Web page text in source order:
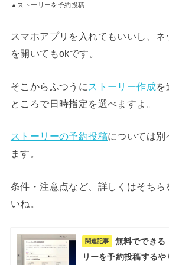
▲ストーリーを予約投稿
スマホアプリを入れてもいいし、ネ
を開いてもokです。
そこからふつうに ストーリー作成を
ところで日時指定を選べますよ。
ストーリーの予約投稿については別
ます。
条件・注意点など、詳しくはそちら
いね。
関連記事
無料でできる
リーを予約投稿するや